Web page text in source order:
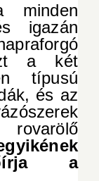
minden
igazán
a két
típusú
és az
a